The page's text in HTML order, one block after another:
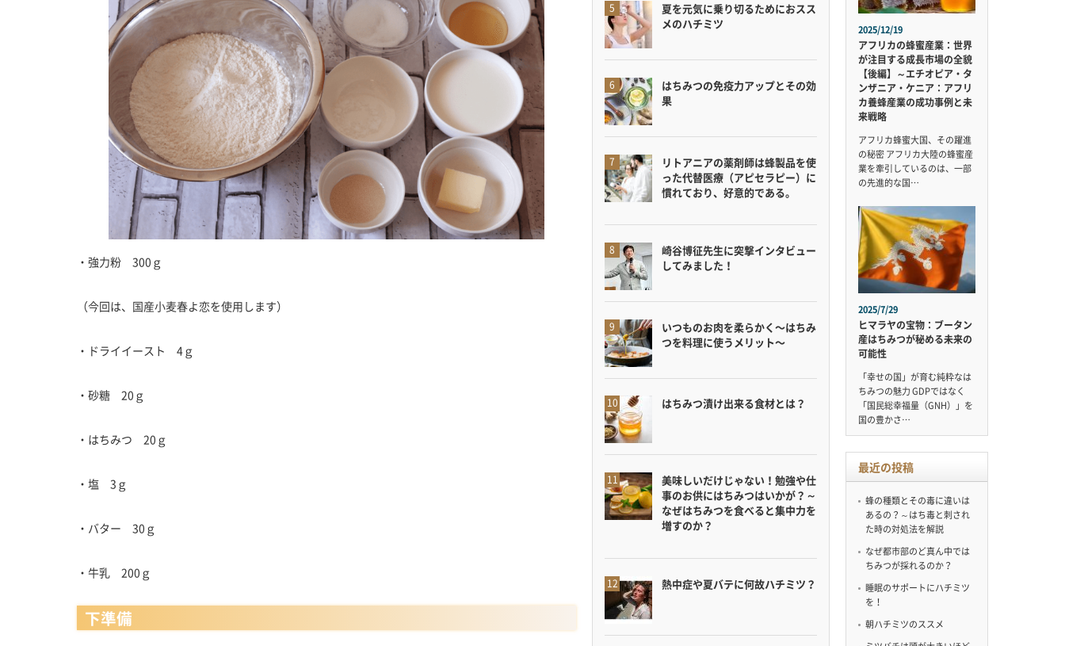
・強力粉 300ｇ
（今回は、国産小麦春よ恋を使用します）
・ドライイースト 4ｇ
・砂糖 20ｇ
・はちみつ 20ｇ
・塩 3ｇ
・バター 30ｇ
・牛乳 200ｇ
下準備
夏を元気に乗り切るためにおスス
メのハチミツ
はちみつの免疫力アップとその効
果
リトアニアの薬剤師は蜂製品を使
った代替医療（アピセラピー）に
慣れており、好意的である。
崎谷博征先生に突撃インタビュー
してみました！
いつものお肉を柔らかく〜はちみ
つを料理に使うメリット〜
はちみつ漬け出来る食材とは？
美味しいだけじゃない！勉強や仕
事のお供にはちみつはいかが？～
なぜはちみつを食べると集中力を
増すのか？
熱中症や夏バテに何故ハチミツ？
2025/12/19
アフリカの蜂蜜産業：世界
が注目する成長市場の全貌
【後編】～エチオピア・タ
ンザニア・ケニア：アフリ
カ養蜂産業の成功事例と未
来戦略
アフリカ蜂蜜大国、その躍進
の秘密 アフリカ大陸の蜂蜜産
業を牽引しているのは、一部
の先進的な国…
2025/7/29
ヒマラヤの宝物：ブータン
産はちみつが秘める未来の
可能性
「幸せの国」が育む純粋なは
ちみつの魅力 GDPではなく
「国民総幸福量（GNH）」を
国の豊かさ…
最近の投稿
蜂の種類とその毒に違いは
あるの？～はち毒と刺され
た時の対処法を解説
なぜ都市部のど真ん中では
ちみつが採れるのか？
睡眠のサポートにハチミツ
を！
朝ハチミツのススメ